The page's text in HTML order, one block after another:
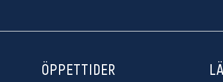
ÖPPETTIDER